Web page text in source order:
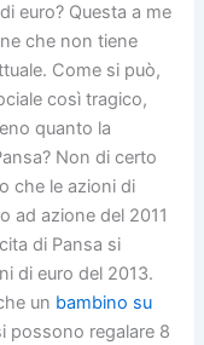
euro? Questa a me
che non tiene
Come si può,
così tragico,
quanto la
Non di certo
che le azioni di
ad azione del 2011
di Pansa si
di euro del 2013.
un bambino su
possono regalare 8